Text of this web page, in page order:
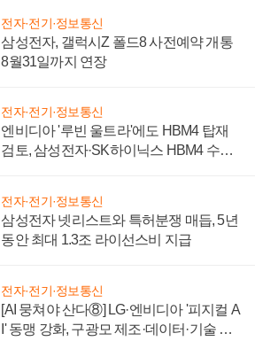
전자·전기·정보통신
삼성전자, 갤럭시Z 폴드8 사전예약 개통
8월31일까지 연장
전자·전기·정보통신
엔비디아 '루빈 울트라'에도 HBM4 탑재
검토, 삼성전자·SK하이닉스 HBM4 수율
전자·전기·정보통신
삼성전자 넷리스트와 특허분쟁 매듭, 5년
동안 최대 1.3조 라이선스비 지급
전자·전기·정보통신
[AI 뭉쳐야 산다⑧] LG·엔비디아 '피지컬 A
I' 동맹 강화, 구광모 제조·데이터·기술 결